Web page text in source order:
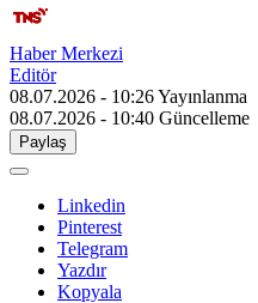
Haber Merkezi
Editör
08.07.2026 - 10:26Yayınlanma
08.07.2026 - 10:40 Güncelleme
Paylaş
Linkedin
Pinterest
Telegram
Yazdır
Kopyala